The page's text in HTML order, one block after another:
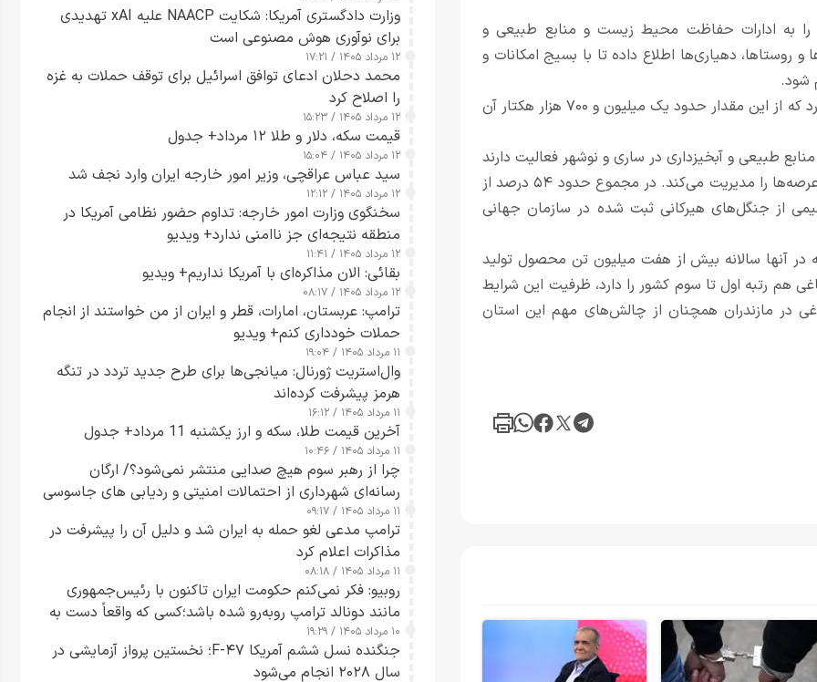
به ادارات حفاظت محیط زیست و منابع طبیعی و
روستاها، دهیاری‌ها اطلاع داده تا با بسیج امکانات و
شود.
استان مازندران حدود ۲ میلیون و چهار هزار هکتار مساحت دارد که از این مقدار حدود یک میلیون و ۷۰۰ هزار هکتار آن
عرصه‌های طبیعی مازندران ۲ اداره کل منابع طبیعی و آبخیزداری در ساری و نوشهر فعالیت دارند
که منطقه ساری حدود ۷۱ درصد و نوشهر حدود ۲۹ درصد این عرصه‌ها را مدیریت می‌کند. در مجموع حدود ۵۴ درصد از
از جنگل‌های هیرکانی ثبت شده در سازمان جهانی
دارد که در آنها سالانه بیش از هفت میلیون تن محصول تولید
کشاورزی و باغی هم رتبه اول تا سوم کشور را دارد، ظرفیت این شرایط
در مازندران همچنان از چالش‌های مهم این استان
وزارت دادگستری آمریکا: شکایت NAACP علیه xAI تهدیدی
برای نوآوری هوش مصنوعی است
۱۲ مرداد ۱۴۰۵ / ۱۷:۲۱
محمد دحلان ادعای توافق اسرائیل برای توقف حملات به غزه
را اصلاح کرد
۱۲ مرداد ۱۴۰۵ / ۱۵:۲۳
قیمت سکه، دلار و طلا ۱۲ مرداد+ جدول
۱۲ مرداد ۱۴۰۵ / ۱۵:۰۴
سید عباس عراقچی، وزیر امور خارجه ایران وارد نجف شد
۱۲ مرداد ۱۴۰۵ / ۱۲:۱۲
سخنگوی وزارت امور خارجه: تداوم حضور نظامی آمریکا در
منطقه نتیجه‌ای جز ناامنی ندارد+ ویدیو
۱۲ مرداد ۱۴۰۵ / ۱۱:۴۱
بقائی: الان مذاکره‌ای با آمریکا نداریم+ ویدیو
۱۲ مرداد ۱۴۰۵ / ۰۸:۱۷
ترامپ: عربستان، امارات، قطر و ایران از من خواستند از انجام
حملات خودداری کنم+ ویدیو
۱۱ مرداد ۱۴۰۵ / ۱۹:۰۴
وال‌استریت ژورنال: میانجی‌ها برای طرح جدید تردد در تنگه
هرمز پیشرفت کرده‌اند
۱۱ مرداد ۱۴۰۵ / ۱۶:۱۲
آخرین قیمت طلا، سکه و ارز یکشنبه 11 مرداد+ جدول
۱۱ مرداد ۱۴۰۵ / ۱۰:۴۶
چرا از رهبر سوم هیچ صدایی منتشر نمی‌شود؟/ ارگان
رسانه‌ای شهرداری از احتمالات امنیتی و ردیابی های جاسوسی
گفت
۱۱ مرداد ۱۴۰۵ / ۰۹:۱۷
ترامپ مدعی لغو حمله به ایران شد و دلیل آن را پیشرفت در
مذاکرات اعلام کرد
۱۱ مرداد ۱۴۰۵ / ۰۸:۱۸
روبیو: فکر نمی‌کنم حکومت ایران تاکنون با رئیس‌جمهوری
مانند دونالد ترامپ روبه‌رو شده باشد؛کسی که واقعاً دست به
اقدام می‌زند
۱۰ مرداد ۱۴۰۵ / ۱۹:۲۹
جنگنده نسل ششم آمریکا F-۴۷؛ نخستین پرواز آزمایشی در
سال ۲۰۲۸ انجام می‌شود